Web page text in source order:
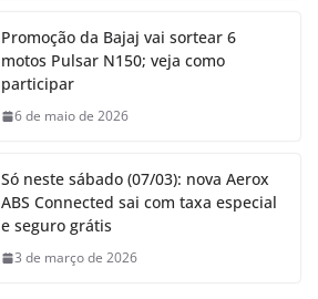
Promoção da Bajaj vai sortear 6
motos Pulsar N150; veja como
participar
6 de maio de 2026
Só neste sábado (07/03): nova Aerox
ABS Connected sai com taxa especial
e seguro grátis
3 de março de 2026